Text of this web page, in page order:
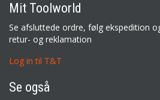
Mit Toolworld
Se afsluttede ordre, følg ekspedition
retur- og reklamation
Log in til T&T
Se også